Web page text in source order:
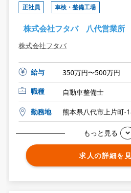
正社員 車検・整備工場
株式会社フタバ 八代営業所
株式会社フタバ
給与
350万円〜500万円
職種
自動車整備士
勤務地 熊本県八代市上片町-
もっと見る
求人の詳細を